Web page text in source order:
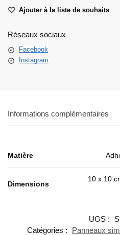
Ajouter à la liste de souhaits
Réseaux sociaux
Facebook
Instagram
Informations complémentaires
Matière
Dimensions
10 x 10
UGS :
Catégories :
Panneaux